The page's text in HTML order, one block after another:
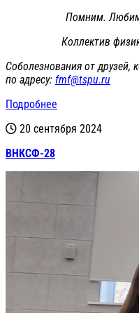
Помним.
Коллектив
Соболезнования от друзей,
по адресу: fmf@tspu.ru
Подробнее
20 сентября 2024
ВНКСФ-28